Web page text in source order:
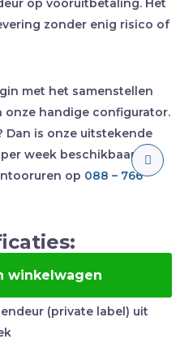
winkelwagen
op vooruitbetaling. Het
zonder enig risico of
met het samenstellen
onze handige configurator.
Dan is onze uitstekende
week beschikbaar via
op 088 – 766
(private label) uit